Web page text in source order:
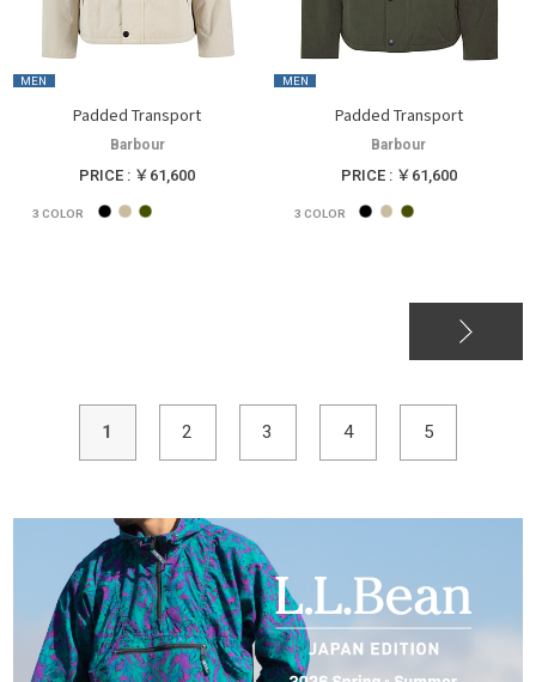
MEN
Padded Transport
Barbour
PRICE : ￥61,600
3 COLOR
MEN
Padded Transport
Barbour
PRICE : ￥61,600
3 COLOR
1 2 3 4 5